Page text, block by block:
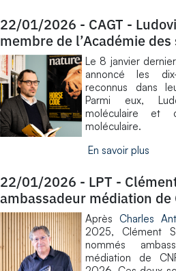
22/01/2026 - CAGT -
membre de l’Académie des
Le 8 janvier
annoncé les
reconnus dans
Parmi eux,
moléculaire et
moléculaire.
En savoir plus
22/01/2026 - LPT -
ambassadeur médiation de
Après Charles
2025, Clément
nommés
médiation de